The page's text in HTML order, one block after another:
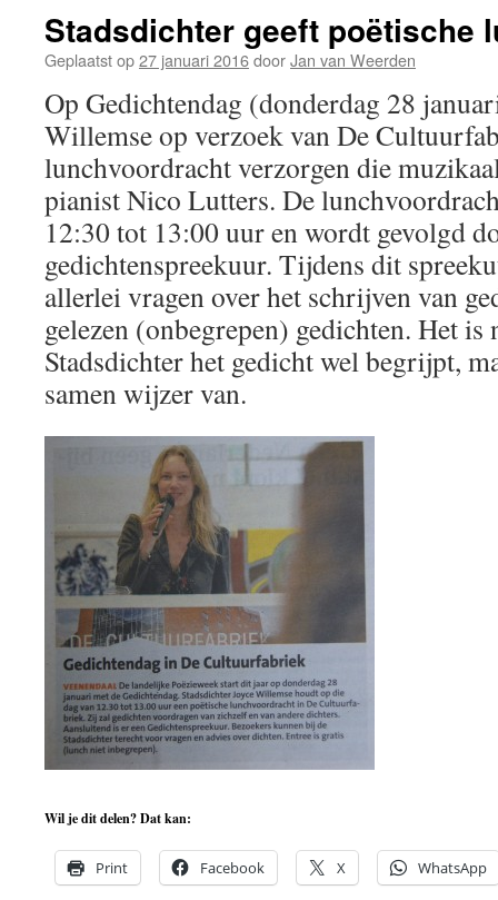
Stadsdichter geeft poëtische
Geplaatst op27 januari 2016doorJan van Weerden
Op Gedichtendag (donderdag 28
Willemse op verzoek van De
lunchvoordracht verzorgen die
pianist Nico Lutters. De
12:30 tot 13:00 uur en wordt gevolgd
gedichtenspreekuur. Tijdens dit
allerlei vragen over het schrijven van
gelezen (onbegrepen) gedichten. Het is
Stadsdichter het gedicht wel begrijpt,
samen wijzer van.
Wil je dit delen? Dat kan:
Print Facebook X WhatsApp